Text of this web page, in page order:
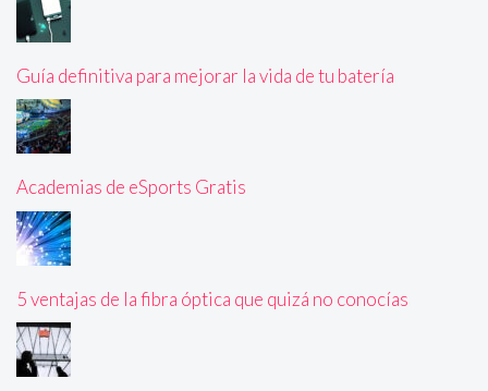
Guía definitiva para mejorar la vida de tu batería
Academias de eSports Gratis
5 ventajas de la fibra óptica que quizá no conocías